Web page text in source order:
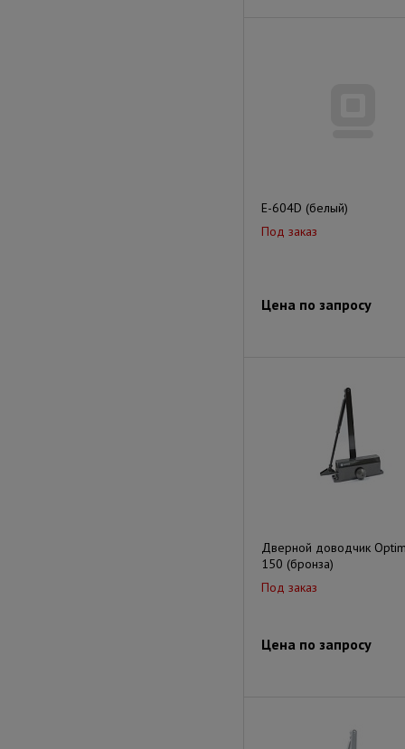
E-604D (белый)
Под заказ
Цена по запросу
Дверной доводчик
150 (бронза)
Под заказ
Цена по запросу